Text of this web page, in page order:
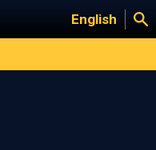
English